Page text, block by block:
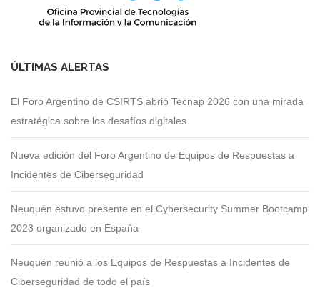
ÚLTIMAS ALERTAS
El Foro Argentino de CSIRTS abrió Tecnap 2026 con una mirada
estratégica sobre los desafíos digitales
Nueva edición del Foro Argentino de Equipos de Respuestas a
Incidentes de Ciberseguridad
Neuquén estuvo presente en el Cybersecurity Summer Bootcamp
2023 organizado en España
Neuquén reunió a los Equipos de Respuestas a Incidentes de
Ciberseguridad de todo el país